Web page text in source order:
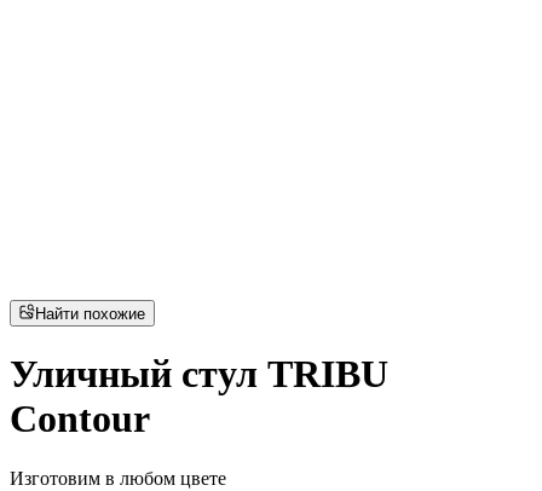
Найти похожие
Уличный стул TRIBU
Contour
Изготовим в любом цвете